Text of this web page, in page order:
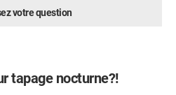
votre question
tapage nocturne?!